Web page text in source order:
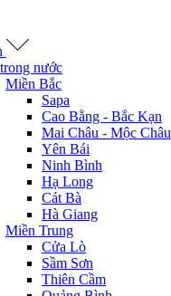
nước
Miền Bắc
Sapa
Cao Bằng - Bắc Kạn
Mai Châu - Mộc Châu
Yên Bái
Ninh Bình
Hạ Long
Cát Bà
Hà Giang
Miền Trung
Cửa Lò
Sầm Sơn
Thiên Cầm